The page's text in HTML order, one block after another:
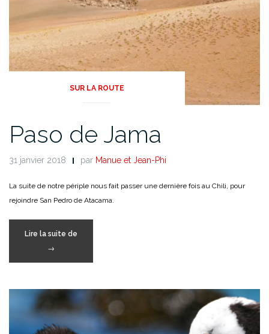
SUR LA ROUTE
Paso de Jama
31 janvier 2018 par Manue et Jean-Phi
La suite de notre périple nous fait passer une dernière fois au Chili, pour
rejoindre San Pedro de Atacama.
Lire la suite de
Jama »
→